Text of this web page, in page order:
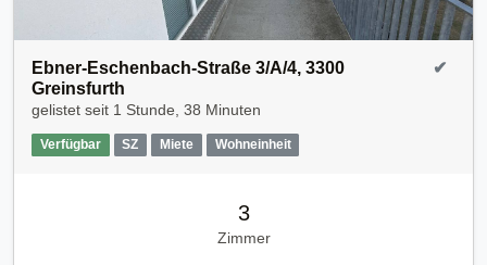
Ebner-Eschenbach-Straße 3/A/4, 3300
Greinsfurth
gelistet seit 1 Stunde, 38 Minuten
Verfügbar SZ Miete Wohneinheit
✔
3
Zimmer